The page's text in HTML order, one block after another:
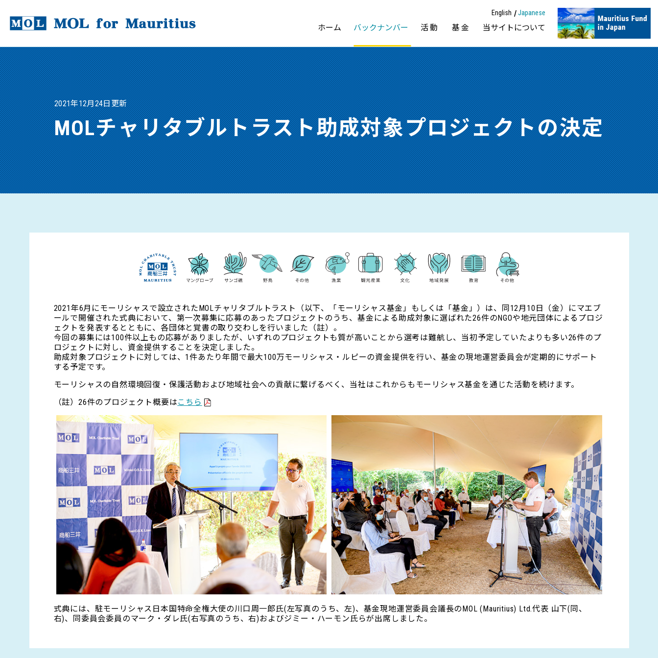
ホーム バックナンバー 活動 基金 当サイトについて
English Japanese
2021年12月24日更新
MOLチャリタブルトラスト助成対象プロジェクトの決定
2021年6月にモーリシャスで設立されたMOLチャリタブルトラスト（以下、「モーリシャス基金」もしくは「基金」）は、同12月10日（金）にマエブ
ールで開催された式典において、第一次募集に応募のあったプロジェクトのうち、基金による助成対象に選ばれた26件のNGOや地元団体によるプロジ
ェクトを発表するとともに、各団体と覚書の取り交わしを行いました（註）。
今回の募集には100件以上もの応募がありましたが、いずれのプロジェクトも質が高いことから選考は難航し、当初予定していたよりも多い26件のプ
ロジェクトに対し、資金提供することを決定しました。
助成対象プロジェクトに対しては、1件あたり年間で最大100万モーリシャス・ルピーの資金提供を行い、基金の現地運営委員会が定期的にサポート
する予定です。
モーリシャスの自然環境回復・保護活動および地域社会への貢献に繋げるべく、当社はこれからもモーリシャス基金を通じた活動を続けます。
（註）26件のプロジェクト概要はこちら
式典には、駐モーリシャス日本国特命全権大使の川口周一郎氏(左写真のうち、左)、基金現地運営委員会議長のMOL (Mauritius) Ltd.代表 山下(同、
右)、同委員会委員のマーク・ダレ氏(右写真のうち、右)およびジミー・ハーモン氏らが出席しました。